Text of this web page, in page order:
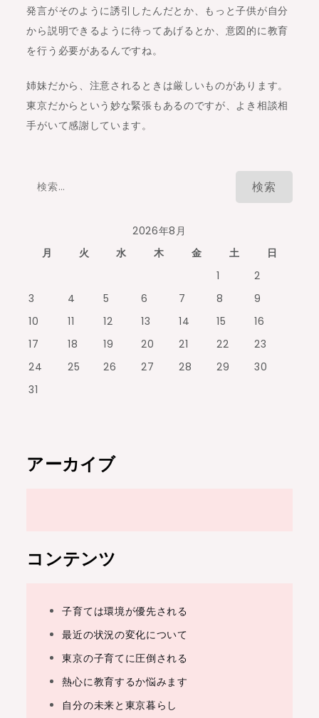
発言がそのように誘引したんだとか、もっと子供が自分
から説明できるように待ってあげるとか、意図的に教育
を行う必要があるんですね。
姉妹だから、注意されるときは厳しいものがあります。
東京だからという妙な緊張もあるのですが、よき相談相
手がいて感謝しています。
2026年8月
月
火 水 木 金 土
日
1
2
3
4 5 6 7 8
9
10
11 12 13 14 15
16
17
18 19 20 21 22
23
24
25 26 27 28 29
30
31
アーカイブ
コンテンツ
子育ては環境が優先される
最近の状況の変化について
東京の子育てに圧倒される
熱心に教育するか悩みます
自分の未来と東京暮らし